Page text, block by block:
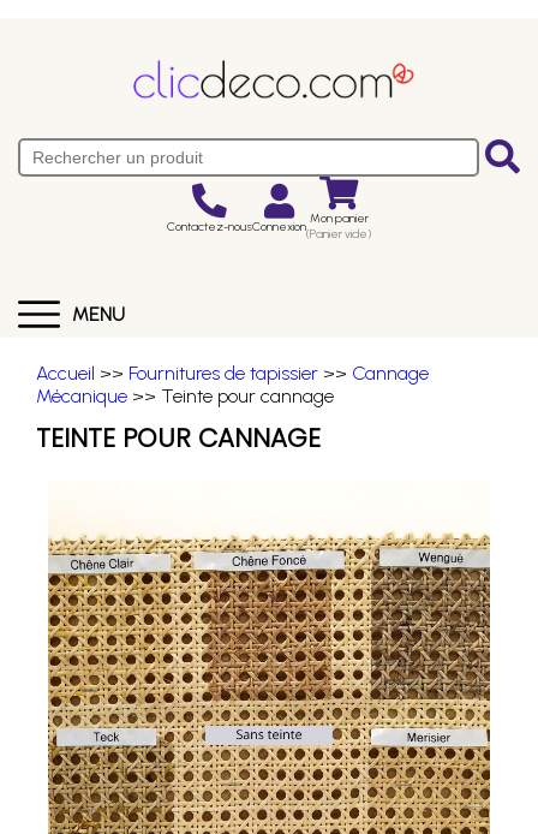
Contactez-nousConnexion Mon panier
(Panier vide)
MENU
Accueil >> Fournitures de tapissier >> Cannage
Mécanique >> Teinte pour cannage
TEINTE POUR CANNAGE